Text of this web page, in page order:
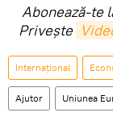
Abonează-te
Privește
Internaţional
Ajutor Uniunea